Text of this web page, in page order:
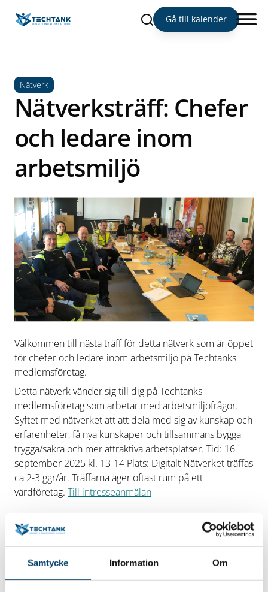
Samtycke Information Om
Sök Gå till kalender
Nätverk
Nätverksträff: Chefer
och ledare inom
arbetsmiljö
Välkommen till nästa träff för detta nätverk som är öppet
för chefer och ledare inom arbetsmiljö på Techtanks
medlemsföretag.
Detta nätverk vänder sig till dig på Techtanks
medlemsföretag som arbetar med arbetsmiljöfrågor.
Syftet med nätverket att att dela med sig av kunskap och
erfarenheter, få nya kunskaper och tillsammans bygga
trygga/säkra och mer attraktiva arbetsplatser. Tid: 16
september 2025 kl. 13-14 Plats: Digitalt Nätverket träffas
ca 2-3 ggr/år. Träffarna äger oftast rum på ett
värdföretag. Till intresseanmälan
Datum/tid
2025-09-16